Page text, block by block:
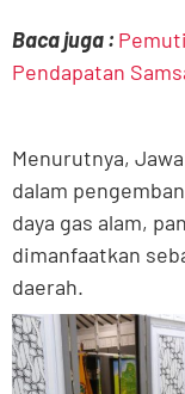
Baca juga :
Pendapatan
Menurutnya,
dalam
daya gas alam,
dimanfaatkan
daerah.